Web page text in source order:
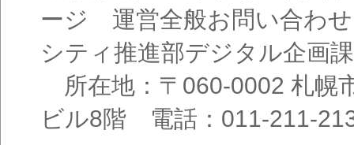
ージ 運営全般お問い合わ
シティ推進部デジタル企画課
所在地：〒060-0002 札幌
ビル8階 電話：011-211-